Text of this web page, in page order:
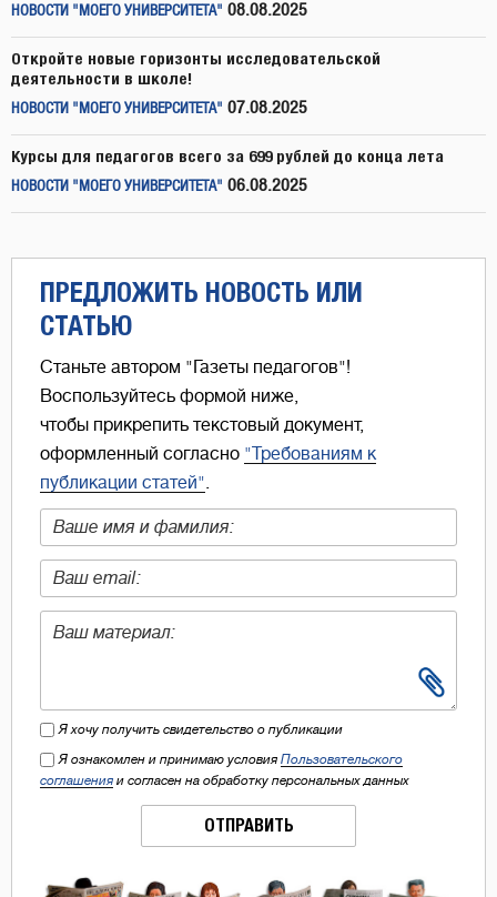
НОВОСТИ "МОЕГО УНИВЕРСИТЕТА" 08.08.2025
Откройте новые горизонты исследовательской
деятельности в школе!
НОВОСТИ "МОЕГО УНИВЕРСИТЕТА" 07.08.2025
Курсы для педагогов всего за 699 рублей до конца лета
НОВОСТИ "МОЕГО УНИВЕРСИТЕТА" 06.08.2025
ПРЕДЛОЖИТЬ НОВОСТЬ ИЛИ
СТАТЬЮ
Станьте автором "Газеты педагогов"!
Воспользуйтесь формой ниже,
чтобы прикрепить текстовый документ,
оформленный согласно "Требованиям к
публикации статей"
Я хочу получить свидетельство о публикации
Я ознакомлен и принимаю условия Пользовательского
соглашения и согласен на обработку персональных данных
ОТПРАВИТЬ